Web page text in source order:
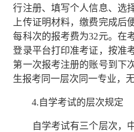
行注册、填写个人信息、选
上传证明材料，缴费完成后
每科次的报考费为32元。在
登录平台打印准考证，按准
第一次报考注册的账号到下
生报考同一层次同一专业，
4.自学考试的层次规定
自学考试有三个层次，中